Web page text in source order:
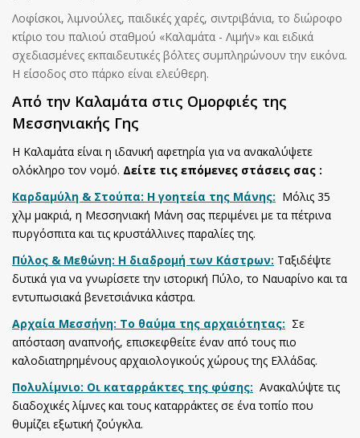
Λοφίσκοι, λιμνούλες, παιδικές χαρές, σιντριβάνια, το διώροφο
κτίριο του παλιού σταθμού «Καλαμάτα - Λιμήν» και ειδικά
σχεδιασμένες εκπαιδευτικές βόλτες συμπληρώνουν την εικόνα.
Η είσοδος στο πάρκο είναι ελεύθερη.
Από την Καλαμάτα στις Ομορφιές της
Μεσσηνιακής Γης
Η Καλαμάτα είναι η ιδανική αφετηρία για να ανακαλύψετε
ολόκληρο τον νομό. Δείτε τις επόμενες στάσεις σας :
Καρδαμύλη & Στούπα: Η γοητεία της Μάνης: Μόλις 35
χλμ μακριά, η Μεσσηνιακή Μάνη σας περιμένει με τα πέτρινα
πυργόσπιτα και τις κρυστάλλινες παραλίες της.
Πύλος & Μεθώνη: Η διαδρομή των Κάστρων: Ταξιδέψτε
δυτικά για να γνωρίσετε την ιστορική Πύλο, το Ναυαρίνο και τα
εντυπωσιακά βενετσιάνικα κάστρα.
Αρχαία Μεσσήνη: Το θαύμα της αρχαιότητας: Σε
απόσταση αναπνοής, επισκεφθείτε έναν από τους πιο
καλοδιατηρημένους αρχαιολογικούς χώρους της Ελλάδας.
Πολυλίμνιο: Οι καταρράκτες της φύσης: Ανακαλύψτε τις
διαδοχικές λίμνες και τους καταρράκτες σε ένα τοπίο που
θυμίζει εξωτική ζούγκλα.